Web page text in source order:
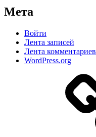
Мета
Войти
Лента записей
Лента комментариев
WordPress.org